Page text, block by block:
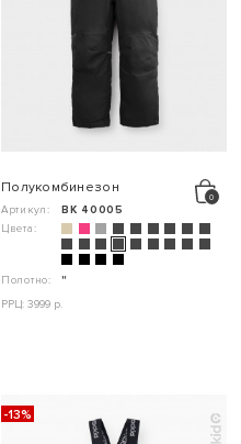
Полукомбинезон
Артикул:
ВК 40005
Цвета:
Полотно:
"
РРЦ: 3999 р.
-13%